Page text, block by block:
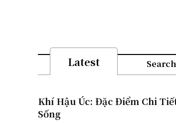
Latest Search
Khí Hậu Úc: Đặc Điểm Chi
Sống